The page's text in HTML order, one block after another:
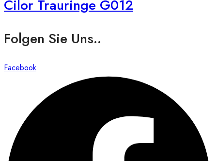
Cilor Trauringe G012
Folgen Sie Uns..
Facebook